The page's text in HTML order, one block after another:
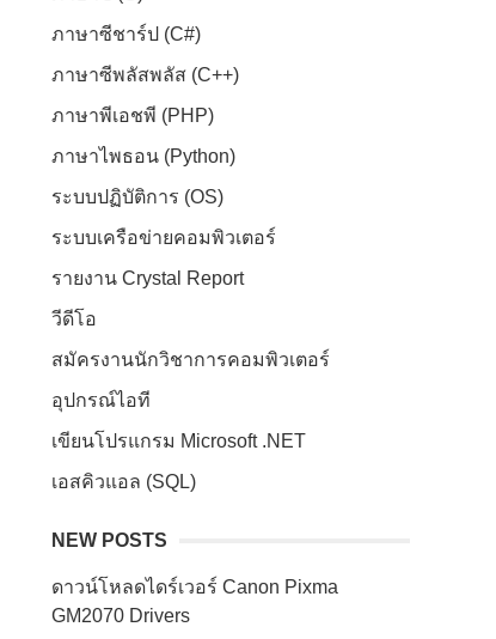
ภาษาซีชาร์ป (C#)
ภาษาซีพลัสพลัส (C++)
ภาษาพีเอชพี (PHP)
ภาษาไพธอน (Python)
ระบบปฏิบัติการ (OS)
ระบบเครือข่ายคอมพิวเตอร์
รายงาน Crystal Report
วีดีโอ
สมัครงานนักวิชาการคอมพิวเตอร์
อุปกรณ์ไอที
เขียนโปรแกรม Microsoft .NET
เอสคิวแอล (SQL)
NEW POSTS
ดาวน์โหลดไดร์เวอร์ Canon Pixma
GM2070 Drivers